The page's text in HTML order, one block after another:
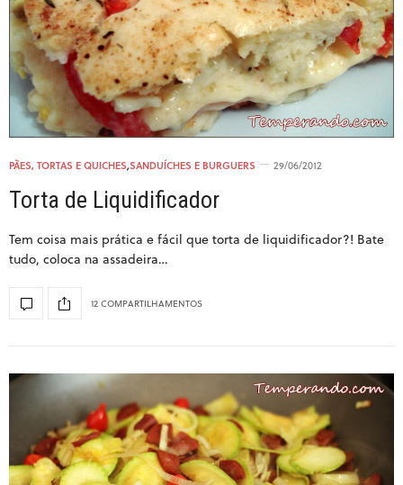
PÃES, TORTAS E QUICHES,SANDUÍCHES E BURGUERS 29/06/2012
Torta de Liquidificador
Tem coisa mais prática e fácil que torta de liquidificador?! Bate
tudo, coloca na assadeira…
12 COMPARTILHAMENTOS